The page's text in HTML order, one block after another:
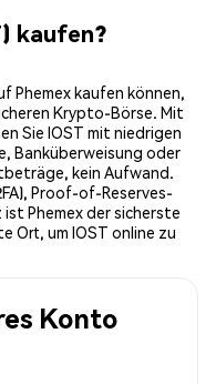
kaufen?
Phemex kaufen können,
Krypto-Börse. Mit
Sie IOST mit niedrigen
Banküberweisung oder
kein Aufwand.
Proof-of-Reserves-
Phemex der sicherste
Ort, um IOST online zu
Konto